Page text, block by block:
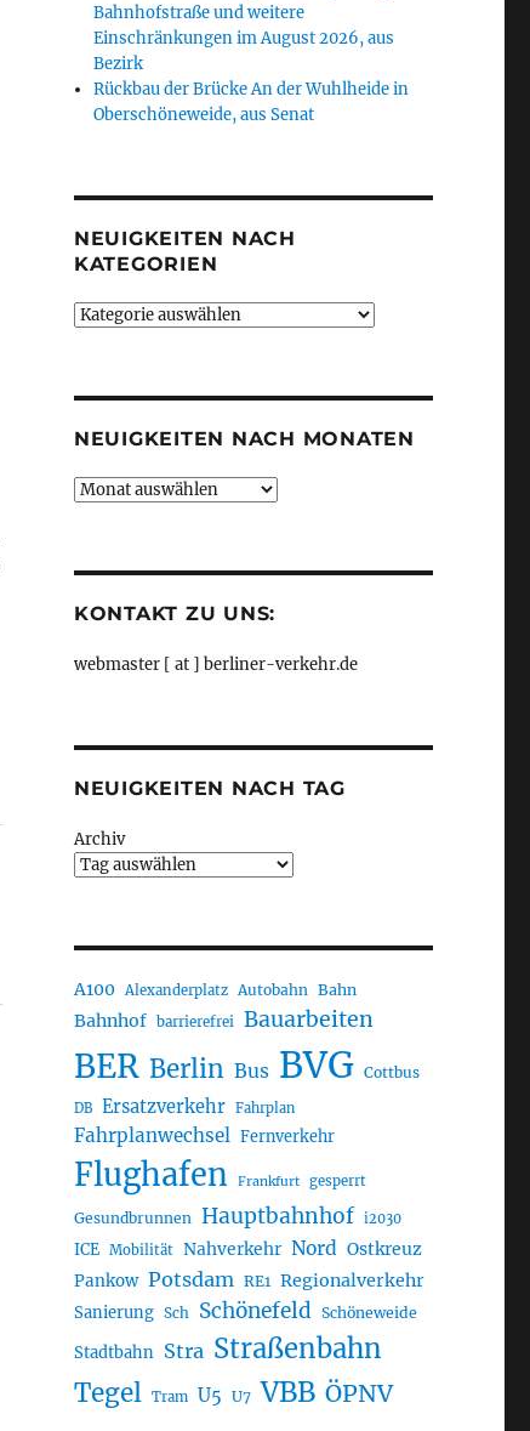
Bahnhofstraße und weitere
Einschränkungen im August 2026, aus
Bezirk
Rückbau der Brücke An der Wuhlheide in
Oberschöneweide, aus Senat
NEUIGKEITEN NACH
KATEGORIEN
Neuigkeiten
NEUIGKEITEN NACH MONATEN
Neuigkeiten
KONTAKT ZU UNS:
webmaster [ at ] berliner-verkehr.de
NEUIGKEITEN NACH TAG
Archiv
A100 Alexanderplatz Autobahn Bahn
Bahnhof barrierefrei Bauarbeiten
BER Berlin Bus BVG Cottbus
DB Ersatzverkehr Fahrplan
Fahrplanwechsel Fernverkehr
Flughafen Frankfurt gesperrt
Gesundbrunnen Hauptbahnhof i2030
ICE Mobilität Nahverkehr Nord Ostkreuz
Pankow Potsdam RE1 Regionalverkehr
Sanierung Sch Schönefeld Schöneweide
Stadtbahn Stra Straßenbahn
Tegel Tram U5 U7 VBB ÖPNV